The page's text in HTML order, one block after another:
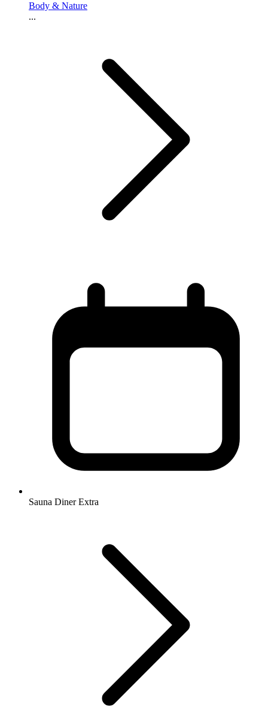
Body & Nature
...
Sauna Diner Extra